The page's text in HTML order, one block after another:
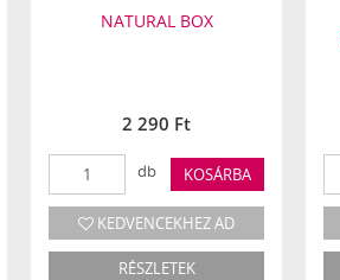
NATURAL BOX
2 290 Ft
db KOSÁRBA
KEDVENCEKHEZ AD
RÉSZLETEK